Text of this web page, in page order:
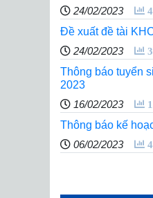
24/02/2023
Đề xuất đề tài
24/02/2023
Thông báo tuyển
2023
16/02/2023
Thông báo kế
06/02/2023